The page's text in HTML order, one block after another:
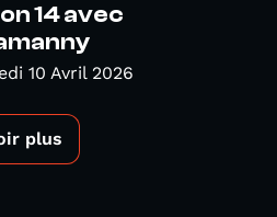
14 avec
10 Avril 2026
plus